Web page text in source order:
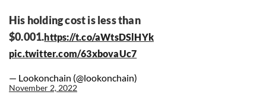
His holding cost is less than
$0.001.https://t.co/aWtsDSlHYk
pic.twitter.com/63xbovaUc7
— Lookonchain (@lookonchain)
November 2, 2022